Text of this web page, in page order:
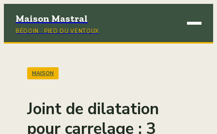
Maison Mastral
BÉDOIN · PIED DU VENTOUX
MAISON
Joint de dilatation
pour carrelage : 3